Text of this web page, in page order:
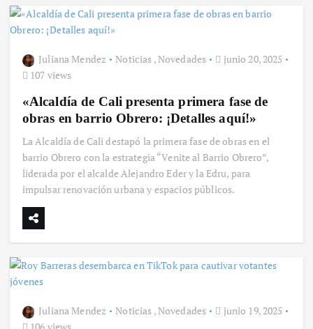
Juliana Mendez Noticias ,Novedades
junio 20, 2025
107 views
«Alcaldía de Cali presenta primera fase de
obras en barrio Obrero: ¡Detalles aquí!»
La Alcaldía de Cali destapó la primera fase de obras en el
barrio Obrero con la estrategia “Venite al Barrio Obrero”,
liderada por el alcalde Alejandro Eder y la Edru, para
impulsar renovación urbana y espacios públicos.
Juliana Mendez Noticias ,Novedades
junio 19, 2025